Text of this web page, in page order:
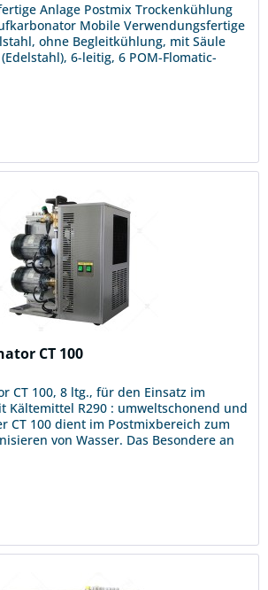
Anlage Postmix Trockenkühlung
Mobile Verwendungsfertige
ohne Begleitkühlung, mit Säule
6-leitig, 6 POM-Flomatic-
CT 100
CT 100, 8 ltg., für den Einsatz im
Kältemittel R290 : umweltschonend und
CT 100 dient im Postmixbereich zum
von Wasser. Das Besondere an